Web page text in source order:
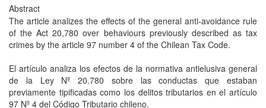
Abstract
The article analizes the effects of the general anti-avoidance rule
of the Act 20,780 over behaviours previously described as tax
crimes by the article 97 number 4 of the Chilean Tax Code.
El artículo analiza los efectos de la normativa antielusiva general
de la Ley Nº 20.780 sobre las conductas que estaban
previamente tipificadas como los delitos tributarios en el artículo
97 Nº 4 del Código Tributario chileno.